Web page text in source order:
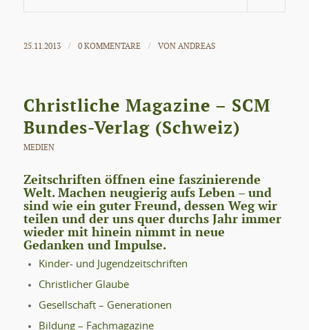
25.11.2013 / 0 KOMMENTARE / VONANDREAS
Christliche Magazine – SCM
Bundes-Verlag (Schweiz)
MEDIEN
Zeitschriften öffnen eine faszinierende
Welt. Machen neugierig aufs Leben – und
sind wie ein guter Freund, dessen Weg wir
teilen und der uns quer durchs Jahr immer
wieder mit hinein nimmt in neue
Gedanken und Impulse.
Kinder- und Jugendzeitschriften
Christlicher Glaube
Gesellschaft – Generationen
Bildung – Fachmagazine